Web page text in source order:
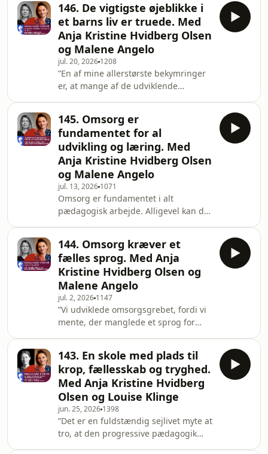
konkurrent. Og hvis ikke jeg selv var
det, så havde jeg en dansepartner
eller en træner, der var det. Tilmed er
jeg vokset op foran et spejl. Så jeg har
hele tiden set mig selv udefra, og det
var aldrig godt nok”. Sådan fortæller
Mie Moltke, som de fleste nok ken
146. De vigtigste øjeblikke i
et barns liv er truede. Med
Anja Kristine Hvidberg Olsen
og Malene Angelo
jul. 20, 2026 1208
”En af mine allerstørste bekymringer
er, at mange af de udviklende
Pædagogisk kvarter, hvor hun
sammen med psykolog Malene
Angelo sætter fokus på kvaliteten i
danske dagtilbud – og på, hvad der
skal til for at styrke den.For hvad sker
der med børn, når der mangler tid til
nærvær, omsorg og samspil med de
voksne? Og hvorfor
145. Omsorg er
fundamentet for al
udvikling og læring. Med
Anja Kristine Hvidberg Olsen
og Malene Angelo
jul. 13, 2026 1071
Omsorg er fundamentet i alt
pædagogisk arbejde. Alligevel kan det
holder fast i den, når mange børn
kalder på de voksnes
opmærksomhed.Det fortæller
psykolog Malene Angelo i denne uges
Pædagogisk kvarter, hvor det handler
om, hvordan et fælles sprog for
omsorg kan blive en del af hverdagen
i dagtilbud.I den forrige episode blev
oms
144. Omsorg kræver et
fælles sprog. Med Anja
Kristine Hvidberg Olsen og
Malene Angelo
jul. 2, 2026 1147
”Vi udviklede omsorgsgrebet, fordi vi
mente, der manglede et sprog for
kvarter”, hvor det handler om,
hvordan pædagoger kan arbejde
mere bevidst med omsorg i
hverdagen.For hvad er omsorg
egentlig? Hvordan ved man, hvad et
barn har brug for i en konkret
situation? Og hvordan taler man med
kolleger om omsorg, hvis man ikke
143. En skole med plads til
krop, fællesskab og tryghed.
Med Anja Kristine Hvidberg
Olsen og Louise Klinge
jun. 25, 2026 1398
”Det er en fuldstændig sejlivet myte at
tro, at den progressive pædagogik